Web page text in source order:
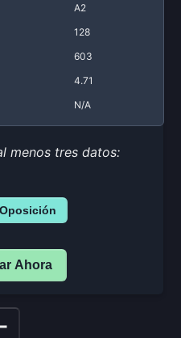
A2
128
603
4.71
N/A
menos tres datos:
Ahora